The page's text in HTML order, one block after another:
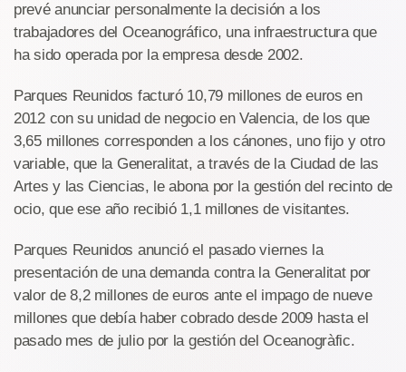
prevé anunciar personalmente la decisión a los
trabajadores del Oceanográfico, una infraestructura que
ha sido operada por la empresa desde 2002.
Parques Reunidos facturó 10,79 millones de euros en
2012 con su unidad de negocio en Valencia, de los que
3,65 millones corresponden a los cánones, uno fijo y otro
variable, que la Generalitat, a través de la Ciudad de las
Artes y las Ciencias, le abona por la gestión del recinto de
ocio, que ese año recibió 1,1 millones de visitantes.
Parques Reunidos anunció el pasado viernes la
presentación de una demanda contra la Generalitat por
valor de 8,2 millones de euros ante el impago de nueve
millones que debía haber cobrado desde 2009 hasta el
pasado mes de julio por la gestión del Oceanogràfic.